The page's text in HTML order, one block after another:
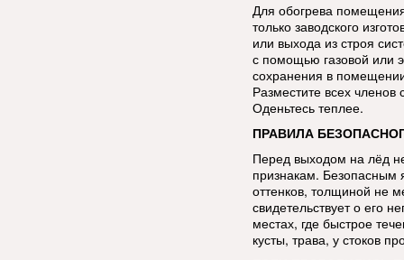
Для обогрева
только заводского
или выхода из строя
с помощью газовой или
сохранения в
Разместите всех
Оденьтесь теплее.
ПРАВИЛА
Перед выходом на лёд
признакам. Безопасным
оттенков, толщиной не
свидетельствует о его
местах, где быстрое
кусты, трава, у стоков